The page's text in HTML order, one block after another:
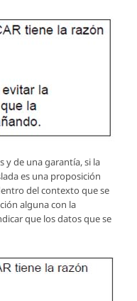
y de una garantía, si la
es una proposición
del contexto que se
alguna con la
que los datos que se